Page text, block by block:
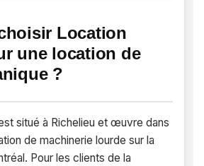
Location
une location de
?
situé à Richelieu et œuvre dans
de machinerie lourde sur la
Pour les clients de la